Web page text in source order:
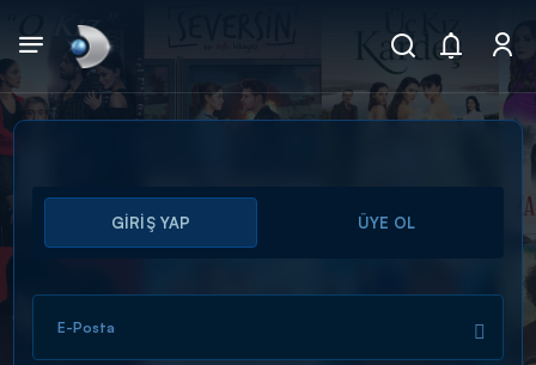
Arama
ARAMA SONUÇLARI
GİRİŞ YAP ÜYE OL
E-Posta